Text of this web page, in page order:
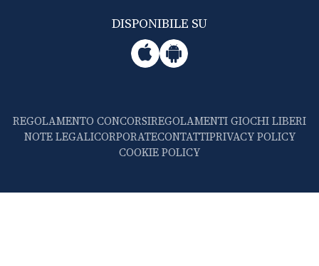
DISPONIBILE SU
REGOLAMENTO CONCORSIREGOLAMENTI GIOCHI LIBERI
NOTE LEGALICORPORATECONTATTIPRIVACY POLICY
COOKIE POLICY